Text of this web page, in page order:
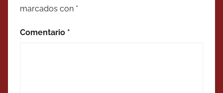
marcados con *
Comentario *